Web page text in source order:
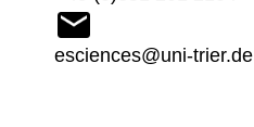
esciences@uni-trier.de